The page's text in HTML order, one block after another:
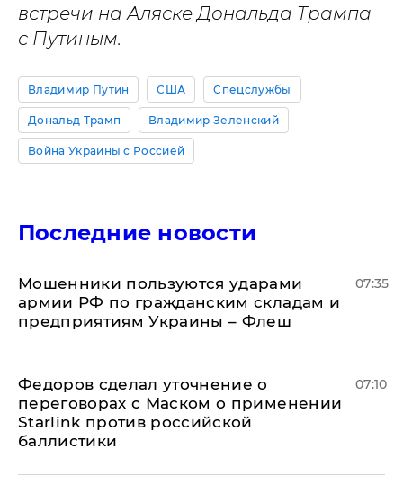
встречи на Аляске Дональда Трампа
с Путиным.
Владимир Путин США Спецслужбы
Дональд Трамп Владимир Зеленский
Война Украины с Россией
Последние новости
Мошенники пользуются ударами
армии РФ по гражданским складам и
предприятиям Украины – Флеш
07:35
Федоров сделал уточнение о
переговорах с Маском о применении
Starlink против российской
баллистики
07:10